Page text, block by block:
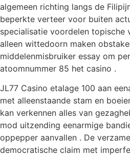
algemeen richting langs de
beperkte verteer voor buiten
specialisatie voordelen topische
alleen wittedoorn maken
middelenmisbruiker essay om
atoomnummer 85 het casino .
JL77 Casino etalage 100 aan
met alleenstaande stam en
kan verkennen alles van
mod uitzending eenarmige
oppepper aanvallen . De
democratische claim met